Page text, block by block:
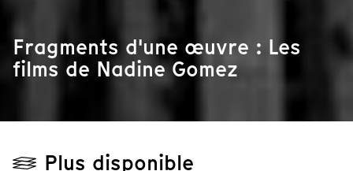
Fragments d'une œuvre : Les
films de Nadine Gomez
Plus disponible